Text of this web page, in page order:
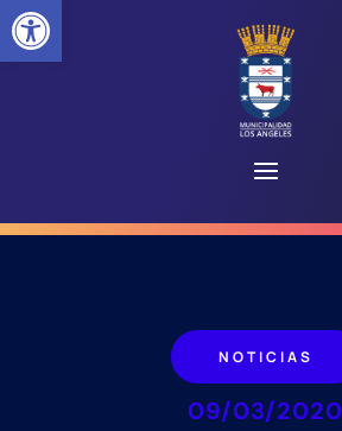
NOTICIAS
09/03/2020